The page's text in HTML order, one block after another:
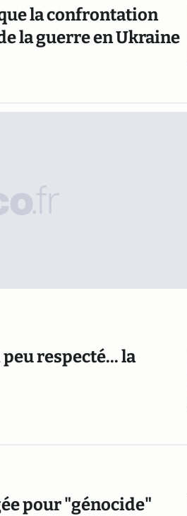
la confrontation
la guerre en Ukraine
respecté... la
pour "génocide"